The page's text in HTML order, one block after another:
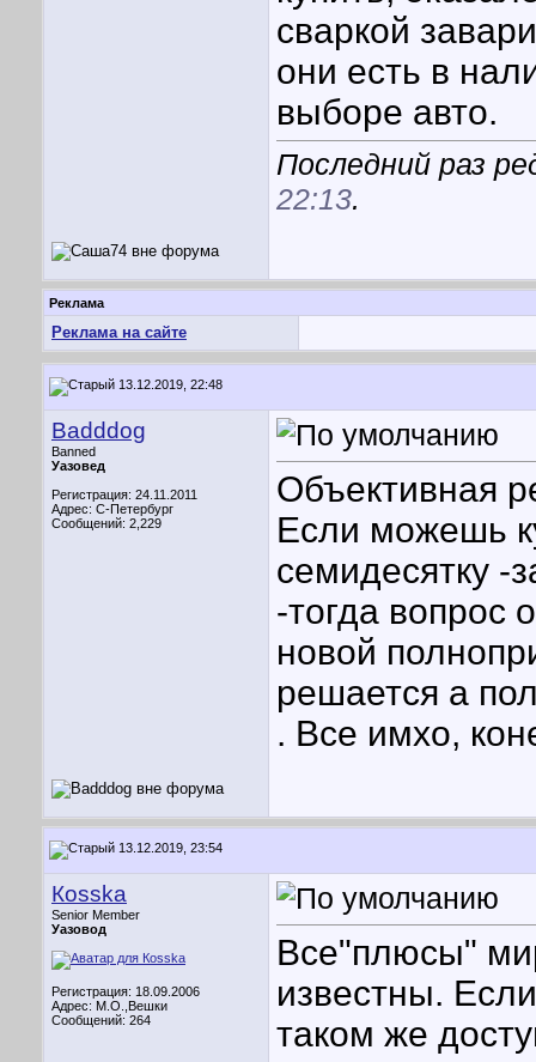
сваркой
они есть в
выборе авто.
Последний раз
22:13.
Реклама
Реклама на сайте
13.12.2019, 22:48
Badddog
Banned
Уазовед
Регистрация: 24.11.2011
Адрес: С-Петербург
Сообщений: 2,229
Объективная
Если можешь
семидесятку
-тогда вопрос
новой
решается а
. Все имхо,
13.12.2019, 23:54
Кosska
Senior Member
Уазовод
Регистрация: 18.09.2006
Адрес: М.О.,Вешки
Сообщений: 264
Все"плюсы"
известны.
таком же